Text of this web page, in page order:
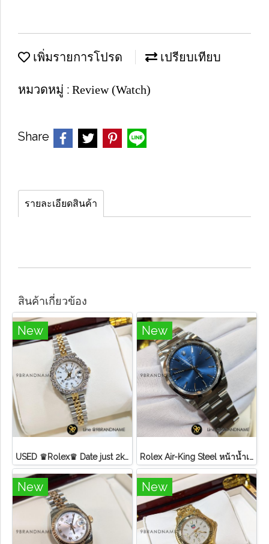
เพิ่มรายการโปรด เปรียบเทียบ
หมวดหมู่ : Review (Watch)
Share
รายละเอียดสินค้า
สินค้าเกี่ยวข้อง
New
USED ♛Rolex♛ Date just​ 2k​ หน้าขาว​ หลัก​เพชร​/โรมัน ขอบเพชรหนามเตย​ บานพับเก่า​ สายจูบิลี่
New
Rolex Air-King Steel หน้าน้ำเงิน หลักขีดสภาพดี
New New